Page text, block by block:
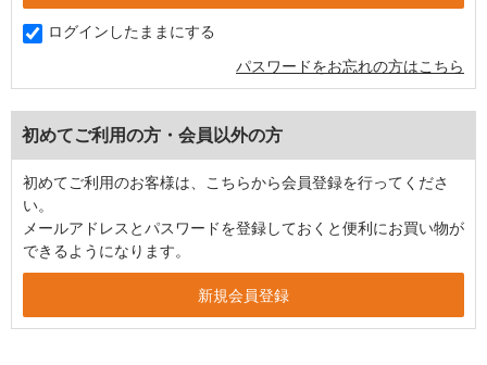
ログインしたままにする
パスワードをお忘れの方はこちら
初めてご利用の方・会員以外の方
初めてご利用のお客様は、こちらから会員登録を行ってくださ
い。
メールアドレスとパスワードを登録しておくと便利にお買い物が
できるようになります。